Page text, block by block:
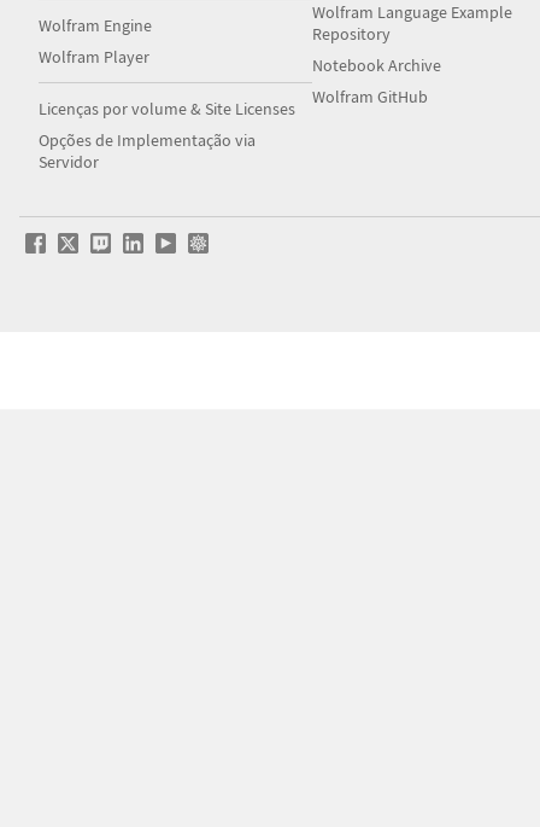
Wolfram Engine
Wolfram Player
Licenças por volume & Site Licenses
Opções de Implementação via
Servidor
Wolfram Language Example
Repository
Notebook Archive
Wolfram GitHub